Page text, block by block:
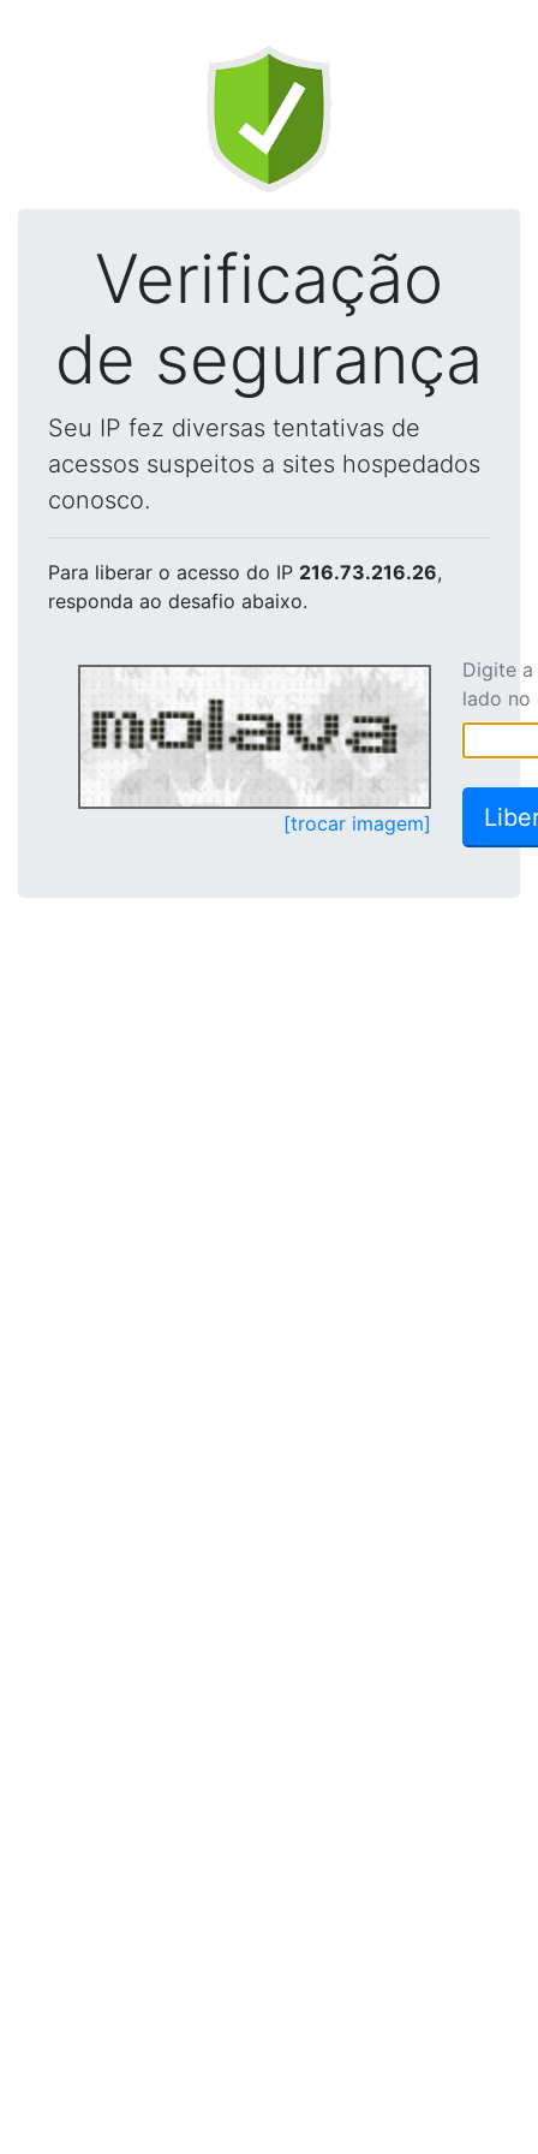
Verificação
de segurança
Seu IP fez diversas tentativas de
acessos suspeitos a sites hospedados
conosco.
Para liberar o acesso do IP 216.73.216.26,
responda ao desafio abaixo.
[trocar imagem]
Digite
lado no